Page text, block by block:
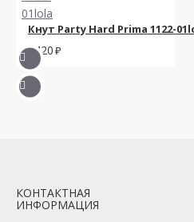
Кнут Party Hard Prima 1122-
1420
КОНТАКТНАЯ
ИНФОРМАЦИЯ